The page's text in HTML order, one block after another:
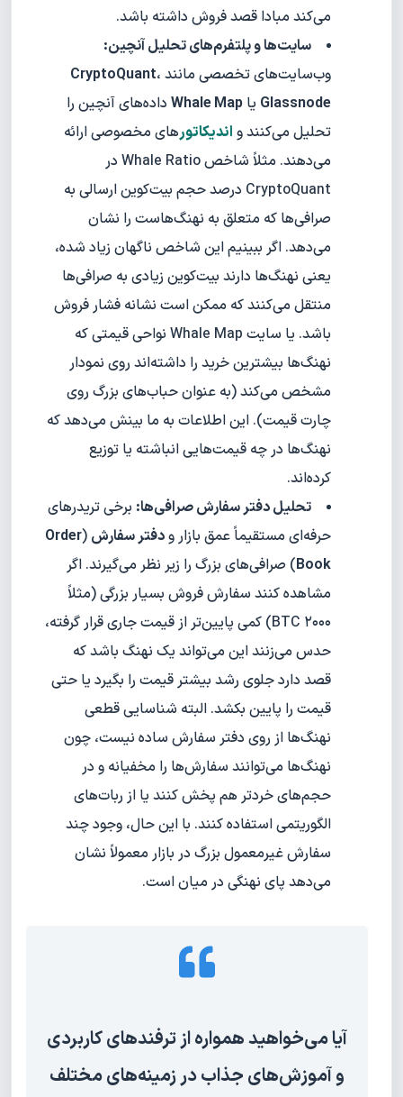
می‌کند مبادا قصد فروش داشته باشد.
سایت‌ها و پلتفرم‌های تحلیل آنچین:
وب‌سایت‌های تخصصی مانند CryptoQuant،
Glassnode یا Whale Map داده‌های آنچین را
تحلیل می‌کنند و اندیکاتورهای مخصوصی ارائه
می‌دهند. مثلاً شاخص Whale Ratio در
CryptoQuant درصد حجم بیت‌کوین ارسالی به
صرافی‌ها که متعلق به نهنگ‌هاست را نشان
می‌دهد. اگر ببینیم این شاخص ناگهان زیاد شده،
یعنی نهنگ‌ها دارند بیت‌کوین زیادی به صرافی‌ها
منتقل می‌کنند که ممکن است نشانه فشار فروش
باشد. یا سایت Whale Map نواحی قیمتی که
نهنگ‌ها بیشترین خرید را داشته‌اند روی نمودار
مشخص می‌کند (به عنوان حباب‌های بزرگ روی
چارت قیمت). این اطلاعات به ما بینش می‌دهد که
نهنگ‌ها در چه قیمت‌هایی انباشته یا توزیع
کرده‌اند.
تحلیل دفتر سفارش صرافی‌ها: برخی تریدرهای
حرفه‌ای مستقیماً عمق بازار ودفتر سفارش (
Order
Book) صرافی‌های بزرگ را زیر نظر می‌گیرند. اگر
مشاهده کنند سفارش فروش بسیار بزرگی (مثلاً
۲۰۰۰ BTC) کمی پایین‌تر از قیمت جاری قرار گرفته،
حدس می‌زنند این می‌تواند یک نهنگ باشد که
قصد دارد جلوی رشد بیشتر قیمت را بگیرد یا حتی
قیمت را پایین بکشد. البته شناسایی قطعی
نهنگ‌ها از روی دفتر سفارش ساده نیست، چون
نهنگ‌ها می‌توانند سفارش‌ها را مخفیانه و در
حجم‌های خردتر هم پخش کنند یا از ربات‌های
الگوریتمی استفاده کنند. با این حال، وجود چند
سفارش غیرمعمول بزرگ در بازار معمولاً نشان
می‌دهد پای نهنگی در میان است.
آیا می‌خواهید همواره از ترفندهای کاربردی
و آموزش‌های جذاب در زمینه‌های مختلف